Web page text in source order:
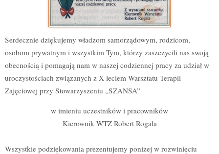
Serdecznie dziękujemy władzom samorządowym, rodzicom,
osobom prywatnym i wszystkim Tym, którzy zaszczycili nas swoją
obecnością i pomagają nam w naszej codziennej pracy za udział w
uroczystościach związanych z X-leciem Warsztatu Terapii
Zajęciowej przy Stowarzyszeniu „SZANSA”
w imieniu uczestników i pracowników
Kierownik WTZ Robert Rogala
Wszystkie podziękowania prezentujemy poniżej w rozwinięciu